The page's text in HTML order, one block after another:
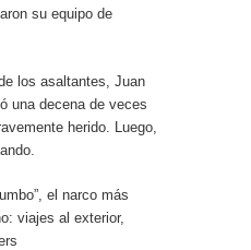
su equipo de
los asaltantes, Juan
una decena de veces
herido. Luego,
el narco más
viajes al exterior,